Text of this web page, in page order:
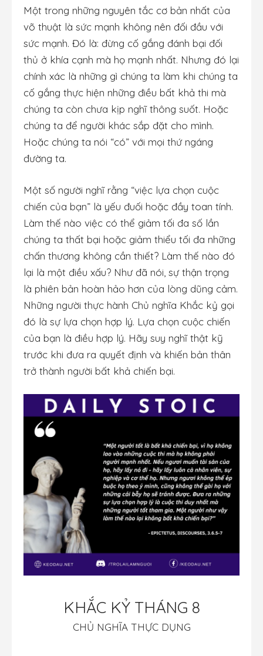
Một trong những nguyên tắc cơ bản nhất của
võ thuật là sức mạnh không nên đối đầu với
sức mạnh. Đó là: đừng cố gắng đánh bại đối
thủ ở khía cạnh mà họ mạnh nhất. Nhưng đó lại
chính xác là những gì chúng ta làm khi chúng ta
cố gắng thực hiện những điều bất khả thi mà
chúng ta còn chưa kịp nghĩ thông suốt. Hoặc
chúng ta để người khác sắp đặt cho mình.
Hoặc chúng ta nói “có” với mọi thứ ngáng
đường ta.
Một số người nghĩ rằng “việc lựa chọn cuộc
chiến của bạn” là yếu đuối hoặc đầy toan tính.
Làm thế nào việc có thể giảm tối đa số lần
chúng ta thất bại hoặc giảm thiểu tối đa những
chấn thương không cần thiết? Làm thế nào đó
lại là một điều xấu? Như đã nói, sự thận trọng
là phiên bản hoàn hảo hơn của lòng dũng cảm.
Những người thực hành Chủ nghĩa Khắc kỷ gọi
đó là sự lựa chọn hợp lý. Lựa chọn cuộc chiến
của bạn là điều hợp lý. Hãy suy nghĩ thật kỹ
trước khi đưa ra quyết định và khiến bản thân
trở thành người bất khả chiến bại.
KHẮC KỶ THÁNG 8
CHỦ NGHĨA THỰC DỤNG